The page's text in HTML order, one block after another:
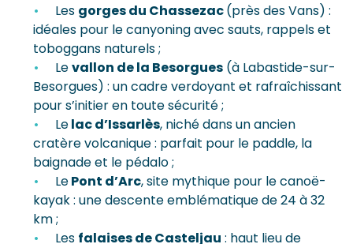
Les gorges du Chassezac(près des Vans) :
idéales pour le canyoning avec sauts, rappels et
toboggans naturels ;
Levallon de la Besorgues (à Labastide-sur-
Besorgues) : un cadre verdoyant et rafraîchissant
pour s’initier en toute sécurité ;
Lelac d’Issarlès, niché dans un ancien
cratère volcanique : parfait pour le paddle, la
baignade et le pédalo ;
LePont d’Arc, site mythique pour le canoë-
kayak : une descente emblématique de 24 à 32
km ;
Les falaises de Casteljau : haut lieu de